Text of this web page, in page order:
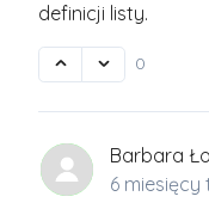
definicji listy.
0
Barbara
6 miesięcy